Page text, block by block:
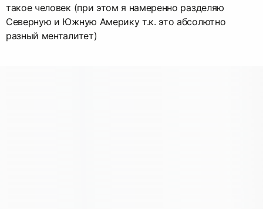
такое человек (при этом я намеренно разделяю
Северную и Южную Америку т.к. это абсолютно
разный менталитет)